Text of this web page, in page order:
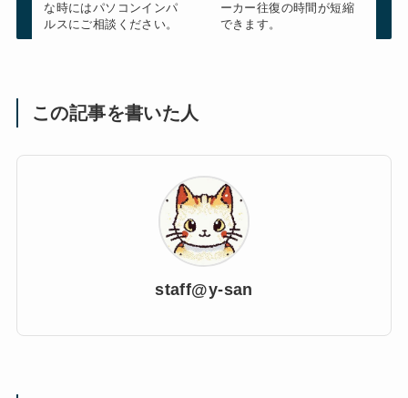
な時にはパソコンインパ
ルスにご相談ください。
ーカー往復の時間が短縮
できます。
この記事を書いた人
staff@y-san